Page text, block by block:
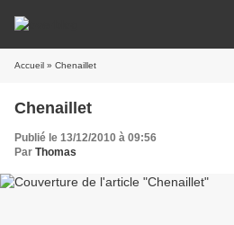
Accueil » Chenaillet
Chenaillet
Publié le 13/12/2010 à 09:56
Par Thomas